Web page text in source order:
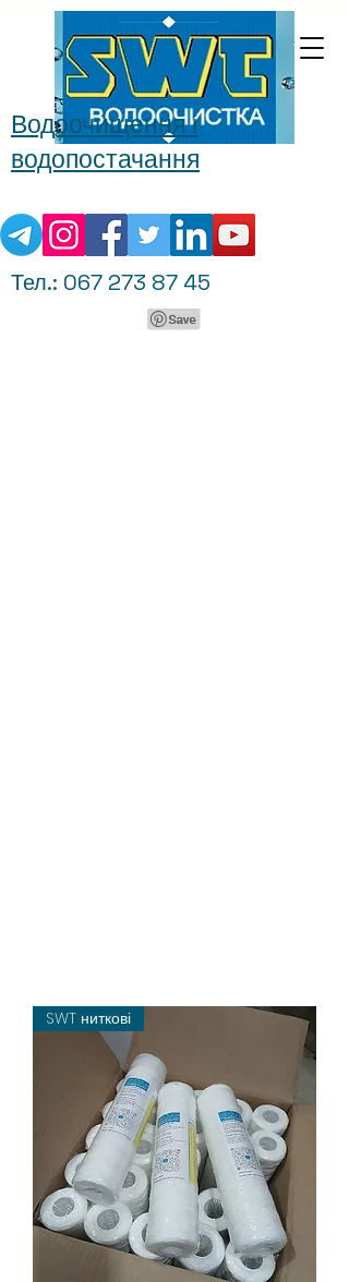
Водоочищення і
водопостачання
Тел.: 067 273 87 45
SWT ниткові